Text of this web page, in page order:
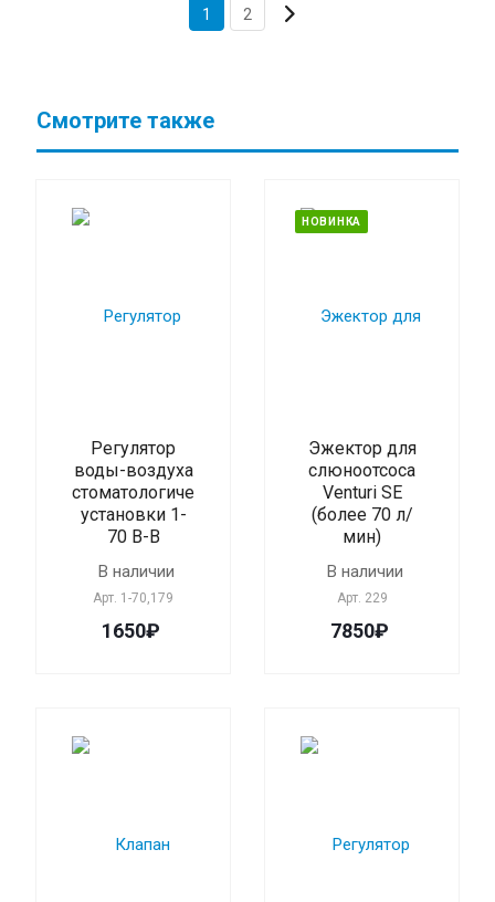
1 2
Смотрите также
Регулятор
воды-воздуха
стоматологической
установки 1-
70 B-B
В наличии
Арт. 1-70,179
1650₽
НОВИНКА
Эжектор для
слюноотсоса
Venturi SE
(более 70 л/
мин)
В наличии
Арт. 229
7850₽